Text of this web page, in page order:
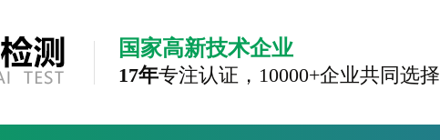
国家高新技术企业
17年专注认证， 10000+企业共同选择